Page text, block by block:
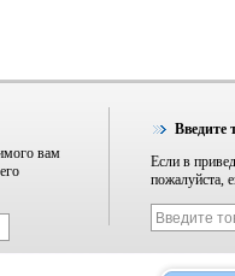
вам
Введите
Если в
пожалуйста,